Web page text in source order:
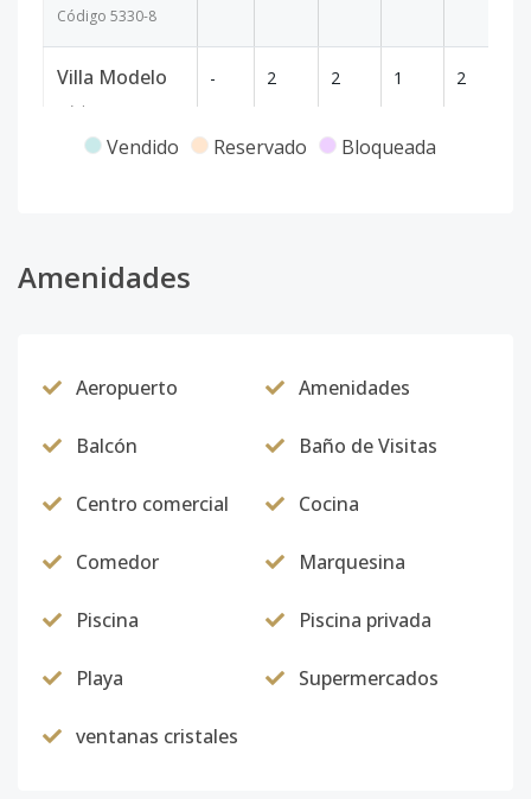
Código 5330-8
Villa Modelo
Código
- 2 2 1 2
Vendido Reservado Bloqueada
Amenidades
Aeropuerto Amenidades
Balcón Baño de Visitas
Centro comercial Cocina
Comedor Marquesina
Piscina Piscina privada
Playa Supermercados
ventanas cristales